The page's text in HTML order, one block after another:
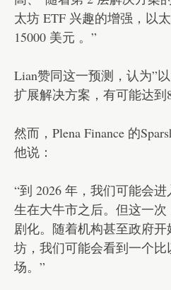
太坊 ETF 兴趣的增强，以
15000 美元 。”
Lian赞同这一预测，认为”
扩展解决方案，有可能达到
然而，Plena Finance 的
他说：
“到 2026 年，我们可能会
生在大牛市之后。但这一
剧化。随着机构甚至政府
坊，我们可能会看到一个
场。”